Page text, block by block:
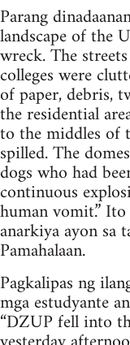
Parang
landscape of the
wreck. The
colleges were
of paper, debris,
the residential
to the middles of
spilled. The
dogs who had
continuous
human vomit.”
anarkiya ayon sa
Pamahalaan.
Pagkalipas ng
mga estudyante
“DZUP fell into